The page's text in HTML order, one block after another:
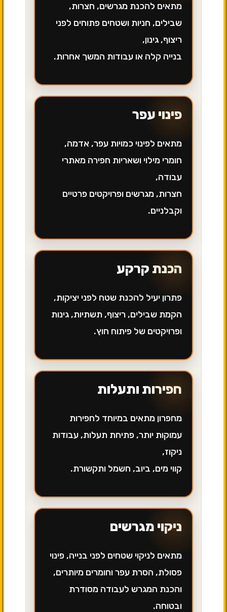
מתאים להכנת מגרשים, חצרות,
שבילים, חניות ושטחים פתוחים לפני
ריצוף, גינון,
בנייה קלה או עבודות המשך אחרות.
פינוי עפר
מתאים לפינוי כמויות עפר, אדמה,
חומרי מילוי ושאריות חפירה מאתרי
עבודה,
חצרות, מגרשים ופרויקטים פרטיים
וקבלניים.
הכנת קרקע
פתרון יעיל להכנת שטח לפני יציקות,
הקמת שבילים, ריצוף, תשתיות, גינות
ופרויקטים של פיתוח חוץ.
חפירות ותעלות
מחפרון מתאים במיוחד לחפירות
עמוקות יותר, פתיחת תעלות, עבודות
ניקוז,
קווי מים, ביוב, חשמל ותקשורת.
ניקוי מגרשים
מתאים לניקוי שטחים לפני בנייה, פינוי
פסולת, הסרת עפר וחומרים מיותרים,
והכנת המגרש לעבודה מסודרת
ובטוחה.